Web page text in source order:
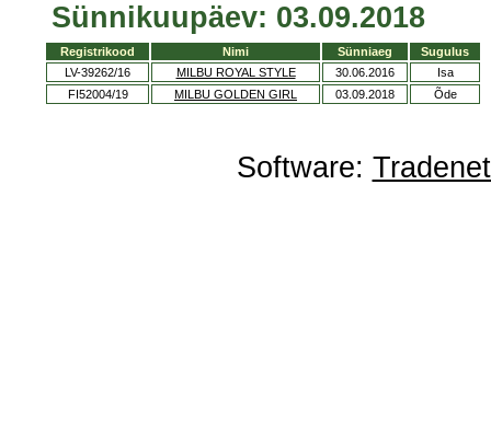
Sünnikuupäev: 03.09.2018
Registrikood Nimi Sünniaeg
Sugulus
LV-39262/16
MILBU ROYAL STYLE 30.06.2016
Isa
FI52004/19
MILBU GOLDEN GIRL 03.09.2018 Õde
Software: